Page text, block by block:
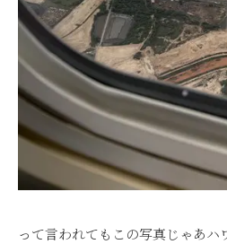
って言われてもこの写真じゃあハ